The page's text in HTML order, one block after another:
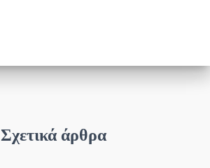
Σχετικά άρθρα